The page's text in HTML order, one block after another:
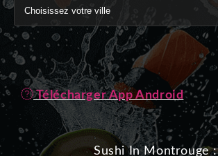
Télécharger App Android
Sushi In Montrouge :